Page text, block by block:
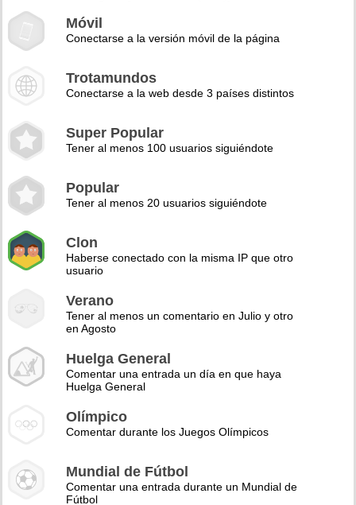
Móvil
Conectarse a la versión móvil de la página
Trotamundos
Conectarse a la web desde 3 países distintos
Super Popular
Tener al menos 100 usuarios siguiéndote
Popular
Tener al menos 20 usuarios siguiéndote
Clon
Haberse conectado con la misma IP que otro
usuario
Verano
Tener al menos un comentario en Julio y otro
en Agosto
Huelga General
Comentar una entrada un día en que haya
Huelga General
Olímpico
Comentar durante los Juegos Olímpicos
Mundial de Fútbol
Comentar una entrada durante un Mundial de
Fútbol